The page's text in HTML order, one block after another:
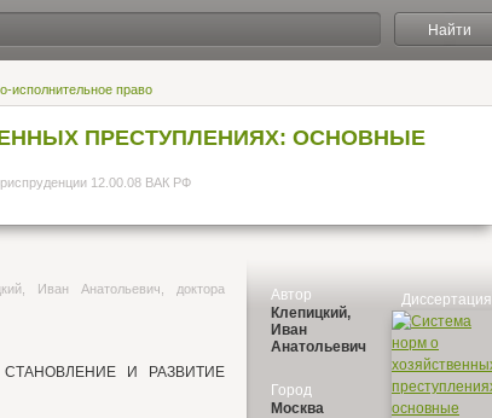
Найти
исполнительное право
ПРЕСТУПЛЕНИЯХ: ОСНОВНЫЕ
12.00.08 ВАК РФ
Иван Анатольевич, доктора
И РАЗВИТИЕ
Автор
Клепицкий,
Иван
Анатольевич
Город
Москва
Диссертация